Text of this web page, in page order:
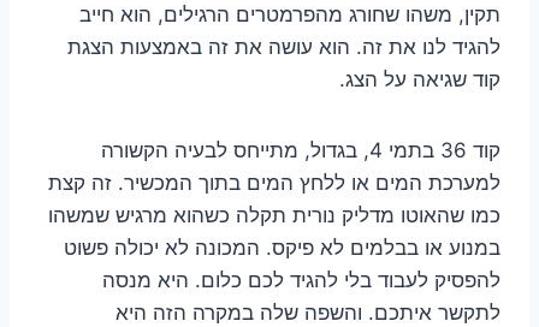
תקין, משהו שחורג מהפרמטרים הרגילים, הוא חייב
להגיד לנו את זה. הוא עושה את זה באמצעות הצגת
קוד שגיאה על הצג.
קוד 36 בתמי 4, בגדול, מתייחס לבעיה הקשורה
למערכת המים או ללחץ המים בתוך המכשיר. זה קצת
כמו שהאוטו מדליק נורית תקלה כשהוא מרגיש שמשהו
במנוע או בבלמים לא פיקס. המכונה לא יכולה פשוט
להפסיק לעבוד בלי להגיד לכם כלום. היא מנסה
לתקשר איתכם. והשפה שלה במקרה הזה היא